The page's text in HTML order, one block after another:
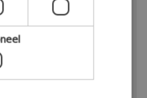
de hoogte van de
van een deskundige?